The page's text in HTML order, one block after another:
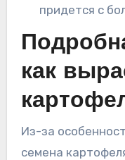
придется с
как
Из-за
семена